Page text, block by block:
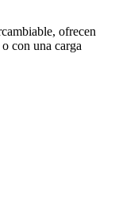
ofrecen
con una carga